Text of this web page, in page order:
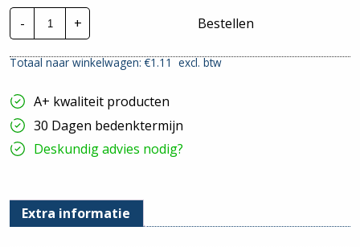
-
Cimco
perskabelschoen
|
-
hoeveelheid
+ Bestellen
Totaal naar winkelwagen: €1.11excl. btw
A+ kwaliteit producten
30 Dagen bedenktermijn
Deskundig advies nodig?
Extra informatie